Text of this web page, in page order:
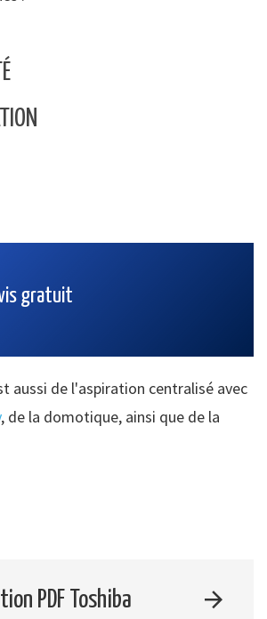
gratuit
aussi de l'aspiration centralisé avec
, de la domotique, ainsi que de la
PDF Toshiba